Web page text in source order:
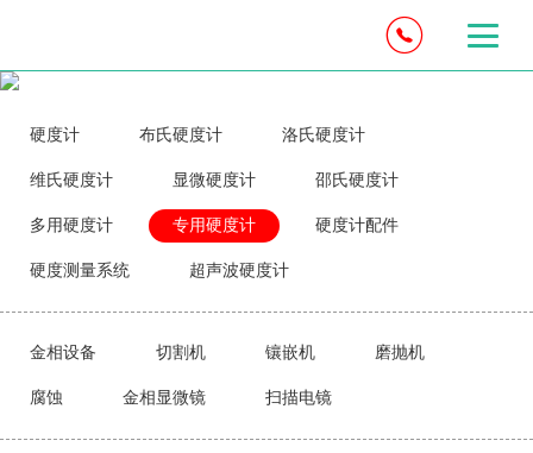
硬度计 布氏硬度计 洛氏硬度计
维氏硬度计 显微硬度计 邵氏硬度计
多用硬度计 专用硬度计 硬度计配件
硬度测量系统 超声波硬度计
金相设备 切割机 镶嵌机 磨抛机
腐蚀 金相显微镜 扫描电镜